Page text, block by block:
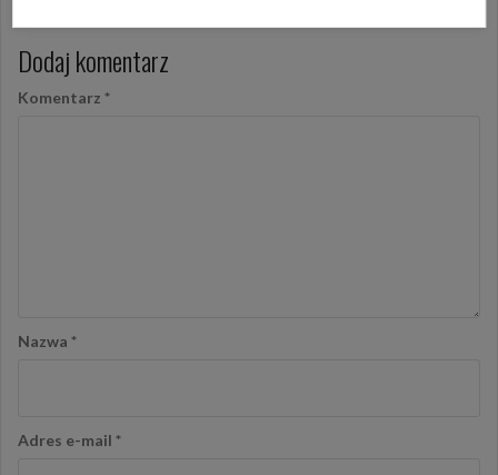
Dodaj komentarz
Komentarz *
Nazwa *
Adres e-mail *